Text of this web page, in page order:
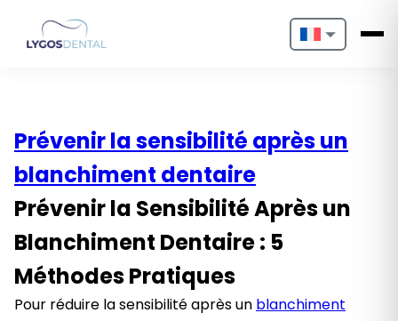
Français
Türkçe
Prévenir la sensibilité après un
blanchiment dentaire
Prévenir la Sensibilité Après un
Blanchiment Dentaire : 5
Méthodes Pratiques
Pour réduire la sensibilité après un blanchiment